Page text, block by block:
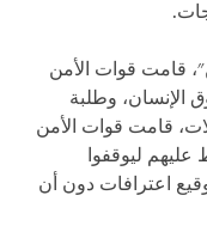
قامت قوات الأمن
الإنسان، وطلبة
قامت قوات الأمن
ليوقفوا
اعترافات دون أن